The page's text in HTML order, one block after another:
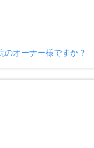
のオーナー様ですか？